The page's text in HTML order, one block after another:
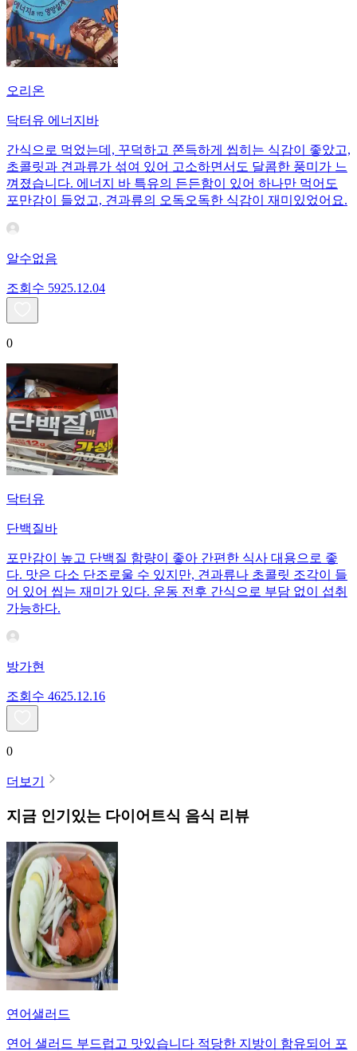
오리온
닥터유 에너지바
간식으로 먹었는데, 꾸덕하고 쫀득하게 씹히는 식감이 좋았고,
초콜릿과 견과류가 섞여 있어 고소하면서도 달콤한 풍미가 느
껴졌습니다. 에너지 바 특유의 든든함이 있어 하나만 먹어도
포만감이 들었고, 견과류의 오독오독한 식감이 재미있었어요.
알수없음
조회수 5925.12.04
0
닥터유
단백질바
포만감이 높고 단백질 함량이 좋아 간편한 식사 대용으로 좋
다. 맛은 다소 단조로울 수 있지만, 견과류나 초콜릿 조각이 들
어 있어 씹는 재미가 있다. 운동 전후 간식으로 부담 없이 섭취
가능하다.
방가현
조회수 4625.12.16
0
더보기
지금 인기있는 다이어트식 음식 리뷰
연어샐러드
연어 샐러드 부드럽고 맛있습니다 적당한 지방이 함유되어 포